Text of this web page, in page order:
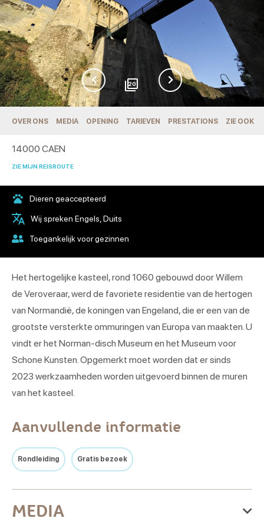
20
OVER ONS MEDIA OPENING TARIEVEN PRESTATIONS ZIE OOK
14000 CAEN
ZIE MIJN REISROUTE
Dieren geaccepteerd
Wij spreken Engels, Duits
Toegankelijk voor gezinnen
Het hertogelijke kasteel, rond 1060 gebouwd door Willem
de Veroveraar, werd de favoriete residentie van de hertogen
van Normandië, de koningen van Engeland, die er een van de
grootste versterkte ommuringen van Europa van maakten. U
vindt er het Norman-disch Museum en het Museum voor
Schone Kunsten. Opgemerkt moet worden dat er sinds
2023 werkzaamheden worden uitgevoerd binnen de muren
van het kasteel.
Aanvullende informatie
Rondleiding Gratis bezoek
MEDIA